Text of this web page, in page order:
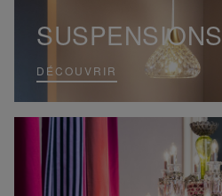
SUSPENSIONS
DÉCOUVRIR